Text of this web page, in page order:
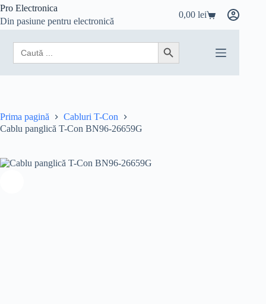
Sari
conținut
Pro Electronica
Din pasiune pentru electronică
Coș
de
cumpărături
0,00lei
Search
for:
Search Button
Prima pagină
Cabluri T-Con
Cablu panglică T-Con BN96-26659G